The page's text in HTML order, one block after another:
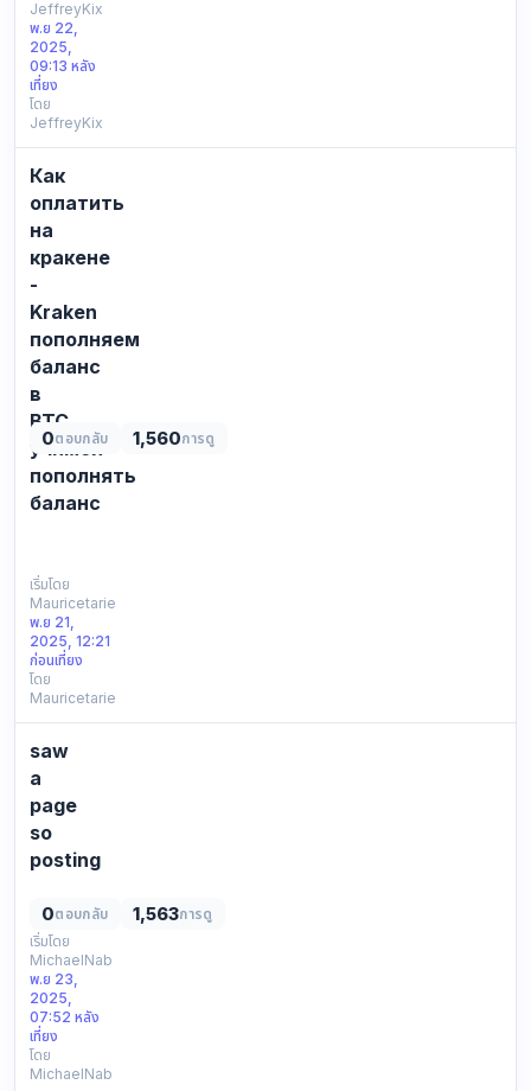
over
Ohio
could
be
intricate,
while
it's
essential
to
need
great
of…
JeffreyKix
พ.ย 22,
2025,
09:13 หลัง
เที่ยง
โดย
JeffreyKix
Как
оплатить
на
кракене
-
Kraken
пополняем
баланс
в
BTC,
учимся
пополнять
баланс
ДОСТУПНЫХ
ССЫЛОК
ДЛЯ
ВХОДА
НА
KRAKЕN:
Официальная
ссылка:
https://kra39ac.cc
зеркалo
КР…
เริ่มโดย
Mauricetarie
พ.ย 21,
2025, 12:21
ก่อนเที่ยง
โดย
Mauricetarie
0ตอบกลับ 1,560การดู
saw
a
page
so
posting
even
know
how
i
got
here
so
putting
เริ่มโดย
MichaelNab
พ.ย 23,
2025,
07:52 หลัง
เที่ยง
โดย
MichaelNab
0ตอบกลับ 1,563การดู